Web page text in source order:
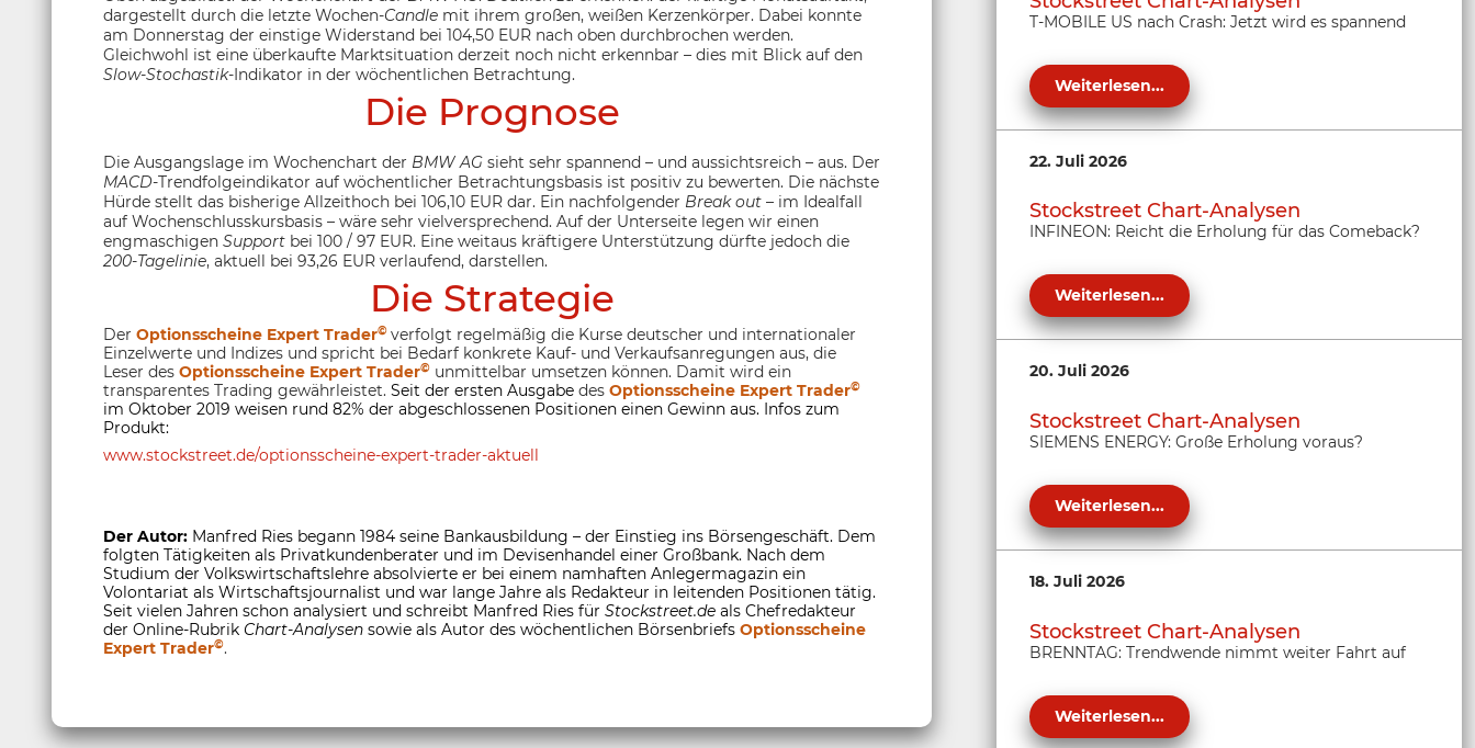
dargestellt durch die letzte Wochen-Candle mit ihrem großen, weißen Kerzenkörper. Dabei konnte
am Donnerstag der einstige Widerstand bei 104,50 EUR nach oben durchbrochen werden.
Gleichwohl ist eine überkaufte Marktsituation derzeit noch nicht erkennbar – dies mit Blick auf den
Slow-Stochastik-Indikator in der wöchentlichen Betrachtung.
Die Prognose
Die Ausgangslage im Wochenchart der BMW AG sieht sehr spannend – und aussichtsreich – aus. Der
MACD-Trendfolgeindikator auf wöchentlicher Betrachtungsbasis ist positiv zu bewerten. Die nächste
Hürde stellt das bisherige Allzeithoch bei 106,10 EUR dar. Ein nachfolgender Break out – im Idealfall
auf Wochenschlusskursbasis – wäre sehr vielversprechend. Auf der Unterseite legen wir einen
engmaschigen Support bei 100 / 97 EUR. Eine weitaus kräftigere Unterstützung dürfte jedoch die
200-Tagelinie, aktuell bei 93,26 EUR verlaufend, darstellen.
Die Strategie
Der Optionsscheine Expert Trader© verfolgt regelmäßig die Kurse deutscher und internationaler
Einzelwerte und Indizes und spricht bei Bedarf konkrete Kauf- und Verkaufsanregungen aus, die
Leser des Optionsscheine Expert Trader© unmittelbar umsetzen können. Damit wird ein
transparentes Trading gewährleistet. Seit der ersten Ausgabe des Optionsscheine Expert Trader©
im Oktober 2019 weisen rund 82% der abgeschlossenen Positionen einen Gewinn aus. Infos zum
Produkt:
www.stockstreet.de/optionsscheine-expert-trader-aktuell
Der Autor: Manfred Ries begann 1984 seine Bankausbildung – der Einstieg ins Börsengeschäft. Dem
folgten Tätigkeiten als Privatkundenberater und im Devisenhandel einer Großbank. Nach dem
Studium der Volkswirtschaftslehre absolvierte er bei einem namhaften Anlegermagazin ein
Volontariat als Wirtschaftsjournalist und war lange Jahre als Redakteur in leitenden Positionen tätig.
Seit vielen Jahren schon analysiert und schreibt Manfred Ries für Stockstreet.de als Chefredakteur
der Online-Rubrik Chart-Analysen sowie als Autor des wöchentlichen Börsenbriefs Optionsscheine
Expert Trader©.
T-MOBILE US nach Crash: Jetzt wird es spannend
Weiterlesen...
22. Juli 2026
Stockstreet Chart-Analysen
INFINEON: Reicht die Erholung für das Comeback?
Weiterlesen...
20. Juli 2026
Stockstreet Chart-Analysen
SIEMENS ENERGY: Große Erholung voraus?
Weiterlesen...
18. Juli 2026
Stockstreet Chart-Analysen
BRENNTAG: Trendwende nimmt weiter Fahrt auf
Weiterlesen...